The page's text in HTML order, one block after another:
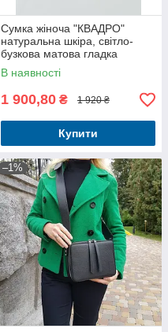
Сумка жіноча "КВАДРО"
натуральна шкіра, світло-
бузкова матова гладка
В наявності
1 900,80 ₴ 1 920 ₴
Купити
–1%